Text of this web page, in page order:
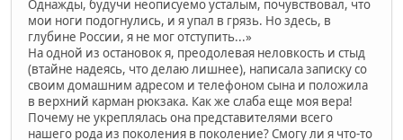
Однажды, будучи неописуемо усталым, почувствовал, что
мои ноги подогнулись, и я упал в грязь. Но здесь, в
глубине России, я не мог отступить...»
На одной из остановок я, преодолевая неловкость и стыд
(втайне надеясь, что делаю лишнее), написала записку со
своим домашним адресом и телефоном сына и положила
в верхний карман рюкзака. Как же слаба еще моя вера!
Почему не укреплялась она представителями всего
нашего рода из поколения в поколение? Смогу ли я что-то